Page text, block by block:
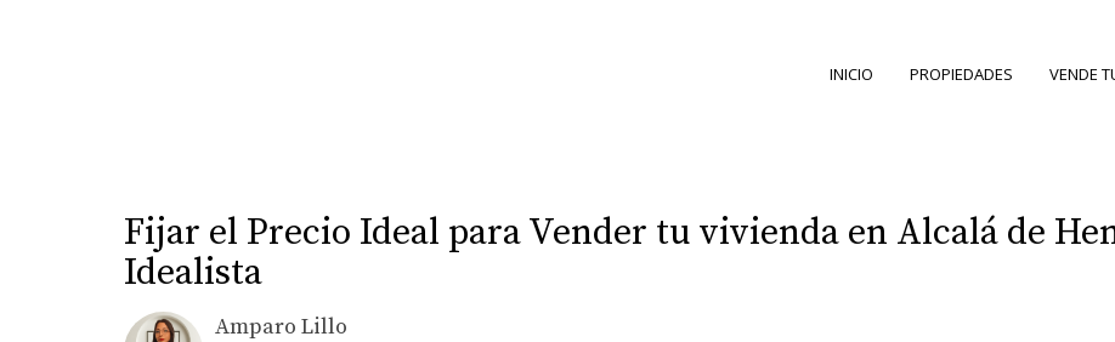
INICIO PROPIEDADES VENDE
Fijar el Precio Ideal para Vender tu vivienda en Alcalá de
Idealista
Amparo Lillo